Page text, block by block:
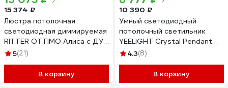
15 374 ₽
Люстра потолочная
светодиодная диммируемая
RITTER OTTIMO Алиса с ДУ
3 режима 610x610x130 198Вт
белый/золото 51617 4
5(21)
В корзину
10 390 ₽
Умный светодиодный
потолочный светильник
YEELIGHT Crystal Pendant
Light YLDL01YL YLDL011GL
4.3(8)
В корзину